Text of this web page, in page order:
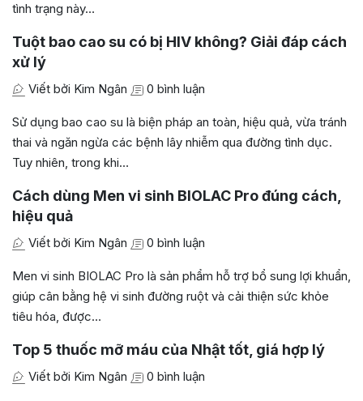
tình trạng này…
Tuột bao cao su có bị HIV không? Giải đáp cách
xử lý
Viết bởi Kim Ngân 0 bình luận
Sử dụng bao cao su là biện pháp an toàn, hiệu quả, vừa tránh
thai và ngăn ngừa các bệnh lây nhiễm qua đường tình dục.
Tuy nhiên, trong khi…
Cách dùng Men vi sinh BIOLAC Pro đúng cách,
hiệu quả
Viết bởi Kim Ngân 0 bình luận
Men vi sinh BIOLAC Pro là sản phẩm hỗ trợ bổ sung lợi khuẩn,
giúp cân bằng hệ vi sinh đường ruột và cải thiện sức khỏe
tiêu hóa, được…
Top 5 thuốc mỡ máu của Nhật tốt, giá hợp lý
Viết bởi Kim Ngân 0 bình luận